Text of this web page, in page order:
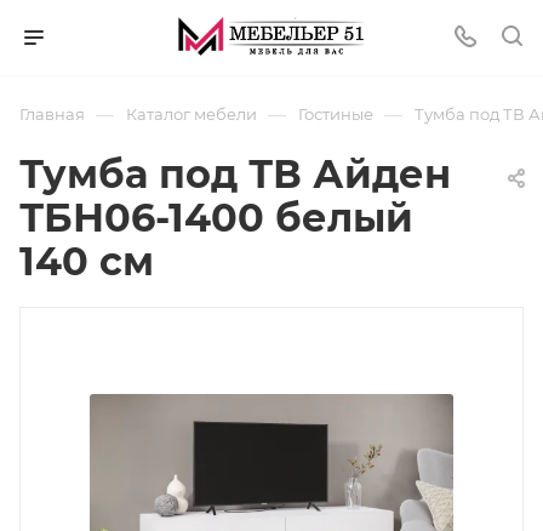
Главная — Каталог мебели — Гостиные — Тумба под ТВ
Тумба под ТВ Айден
ТБН06-1400 белый
140 см